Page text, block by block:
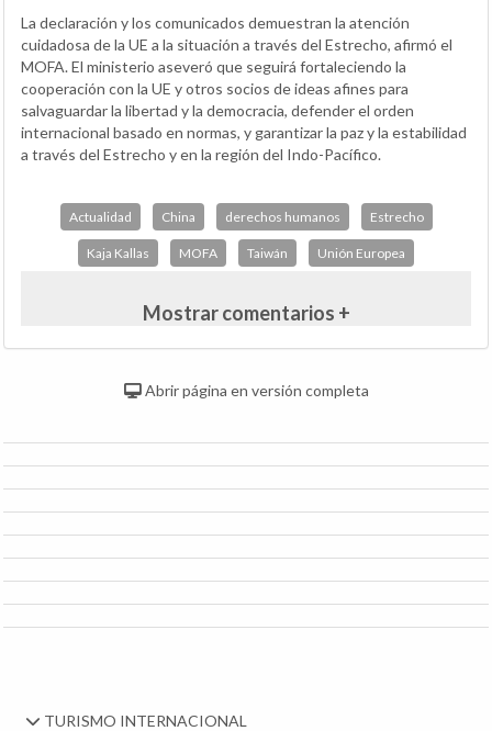
La declaración y los comunicados demuestran la atención
cuidadosa de la UE a la situación a través del Estrecho, afirmó el
MOFA. El ministerio aseveró que seguirá fortaleciendo la
cooperación con la UE y otros socios de ideas afines para
salvaguardar la libertad y la democracia, defender el orden
internacional basado en normas, y garantizar la paz y la estabilidad
a través del Estrecho y en la región del Indo-Pacífico.
Actualidad China derechos humanos Estrecho
Kaja Kallas MOFA Taiwán Unión Europea
Mostrar comentarios +
Abrir página en versión completa
TURISMO INTERNACIONAL